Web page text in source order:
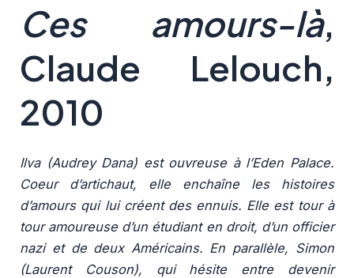
Ces amours-là,
Claude Lelouch,
2010
Ilva (Audrey Dana) est ouvreuse à l’Eden Palace.
Coeur d’artichaut, elle enchaîne les histoires
d’amours qui lui créent des ennuis. Elle est tour à
tour amoureuse d’un étudiant en droit, d’un officier
nazi et de deux Américains. En parallèle, Simon
(Laurent Couson), qui hésite entre devenir